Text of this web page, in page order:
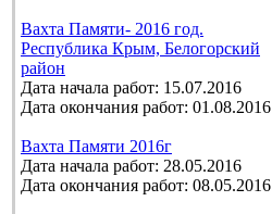
Вахта Памяти- 2016 год.
Республика Крым, Белогорский
район
Дата начала работ: 15.07.2016
Дата окончания работ: 01.08.2016
Вахта Памяти 2016г
Дата начала работ: 28.05.2016
Дата окончания работ: 08.05.2016